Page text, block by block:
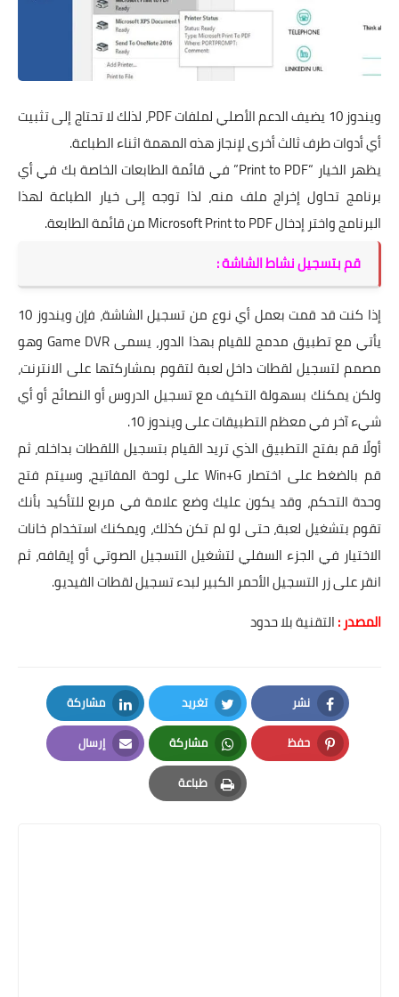
ويندوز 10 يضيف الدعم الأصلي لملفات PDF، لذلك لا تحتاج إلى تثبيت
أي أدوات طرف ثالث أخرى لإنجاز هذه المهمة اثناء الطباعة.
يظهر الخيار “Print to PDF” في قائمة الطابعات الخاصة بك في أي
برنامج تحاول إخراج ملف منه، لذا توجه إلى خيار الطباعة لهذا
البرنامج واختر إدخال Microsoft Print to PDF من قائمة الطابعة.
قم بتسجيل نشاط الشاشة :
إذا كنت قد قمت بعمل أي نوع من تسجيل الشاشة، فإن ويندوز 10
يأتي مع تطبيق مدمج للقيام بهذا الدور، يسمى Game DVR وهو
مصمم لتسجيل لقطات داخل لعبة لتقوم بمشاركتها على الانترنت،
ولكن يمكنك بسهولة التكيف مع تسجيل الدروس أو النصائح أو أي
شيء آخر في معظم التطبيقات على ويندوز 10.
أولًا قم بفتح التطبيق الذي تريد القيام بتسجيل اللقطات بداخله، ثم
قم بالضغط على اختصار Win+G على لوحة المفاتيح، وسيتم فتح
وحدة التحكم، وقد يكون عليك وضع علامة في مربع للتأكيد بأنك
تقوم بتشغيل لعبة، حتى لو لم تكن كذلك، ويمكنك استخدام خانات
الاختيار في الجزء السفلي لتشغيل التسجيل الصوتي أو إيقافه، ثم
انقر على زر التسجيل الأحمر الكبير لبدء تسجيل لقطات الفيديو.
المصدر :التقنية بلا حدود
نشر
Facebook
تغريد
Twitter
مشاركة
LinkedIn
حفظ
Pinterest
مشاركة
Whatsapp
إرسال
Email
طباعة
Print